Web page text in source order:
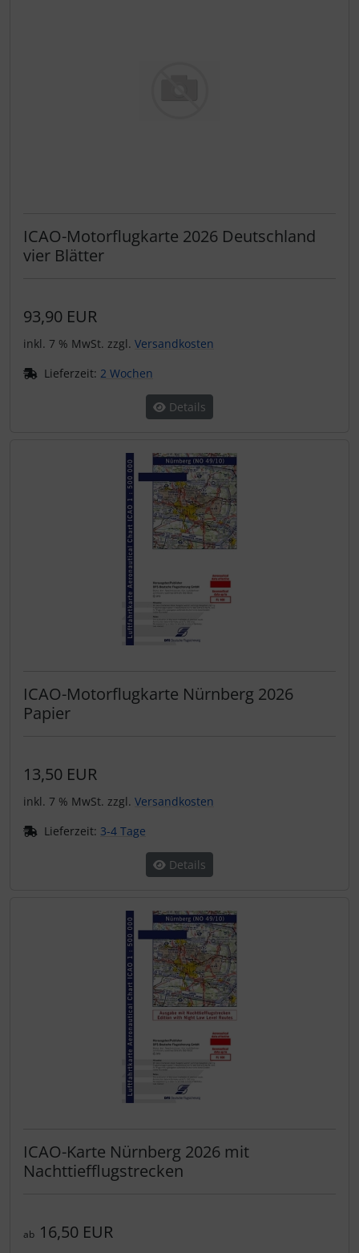
ICAO-Motorflugkarte 2026 Deutschland
vier Blätter
93,90 EUR
inkl. 7 % MwSt. zzgl. Versandkosten
Lieferzeit: 2 Wochen
Details
ICAO-Motorflugkarte Nürnberg 2026
Papier
13,50 EUR
inkl. 7 % MwSt. zzgl. Versandkosten
Lieferzeit: 3-4 Tage
Details
ICAO-Karte Nürnberg 2026 mit
Nachttiefflugstrecken
ab 16,50 EUR